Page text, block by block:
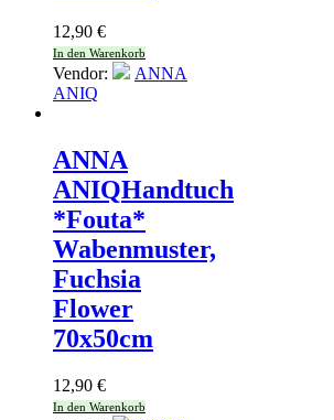
12,90 €
In den Warenkorb
Vendor:
ANNA
ANIQ
ANNA
ANIQHandtuch
*Fouta*
Wabenmuster,
Fuchsia
Flower
70x50cm
12,90 €
In den Warenkorb